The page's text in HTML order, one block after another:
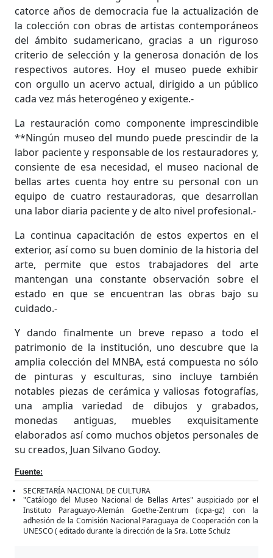
catorce años de democracia fue la actualización de
la colección con obras de artistas contemporáneos
del ámbito sudamericano, gracias a un riguroso
criterio de selección y la generosa donación de los
respectivos autores. Hoy el museo puede exhibir
con orgullo un acervo actual, dirigido a un público
cada vez más heterogéneo y exigente.-
La restauración como componente imprescindible
**Ningún museo del mundo puede prescindir de la
labor paciente y responsable de los restauradores y,
consiente de esa necesidad, el museo nacional de
bellas artes cuenta hoy entre su personal con un
equipo de cuatro restauradoras, que desarrollan
una labor diaria paciente y de alto nivel profesional.-
La continua capacitación de estos expertos en el
exterior, así como su buen dominio de la historia del
arte, permite que estos trabajadores del arte
mantengan una constante observación sobre el
estado en que se encuentran las obras bajo su
cuidado.-
Y dando finalmente un breve repaso a todo el
patrimonio de la institución, uno descubre que la
amplia colección del MNBA, está compuesta no sólo
de pinturas y esculturas, sino incluye también
notables piezas de cerámica y valiosas fotografías,
una amplia variedad de dibujos y grabados,
monedas antiguas, muebles exquisitamente
elaborados así como muchos objetos personales de
su creados, Juan Silvano Godoy.
Fuente:
SECRETARÍA NACIONAL DE CULTURA
"Catálogo del Museo Nacional de Bellas Artes" auspiciado por el
Instituto Paraguayo-Alemán Goethe-Zentrum (icpa-gz) con la
adhesión de la Comisión Nacional Paraguaya de Cooperación con la
UNESCO ( editado durante la dirección de la Sra. Lotte Schulz